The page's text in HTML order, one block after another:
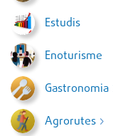
Estudis
Enoturisme
Gastronomia
Agrorutes